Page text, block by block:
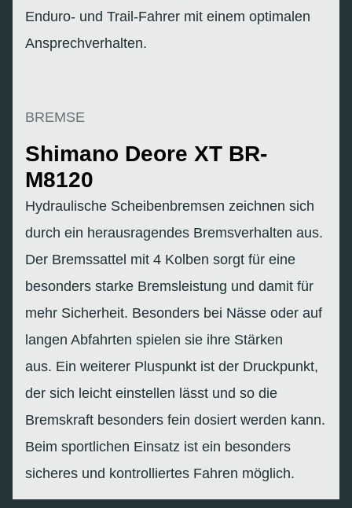
Enduro- und Trail-Fahrer mit einem optimalen
Ansprechverhalten.
BREMSE
Shimano Deore XT BR-
M8120
Hydraulische Scheibenbremsen zeichnen sich
durch ein herausragendes Bremsverhalten aus.
Der Bremssattel mit 4 Kolben sorgt für eine
besonders starke Bremsleistung und damit für
mehr Sicherheit. Besonders bei Nässe oder auf
langen Abfahrten spielen sie ihre Stärken
aus. Ein weiterer Pluspunkt ist der Druckpunkt,
der sich leicht einstellen lässt und so die
Bremskraft besonders fein dosiert werden kann.
Beim sportlichen Einsatz ist ein besonders
sicheres und kontrolliertes Fahren möglich.